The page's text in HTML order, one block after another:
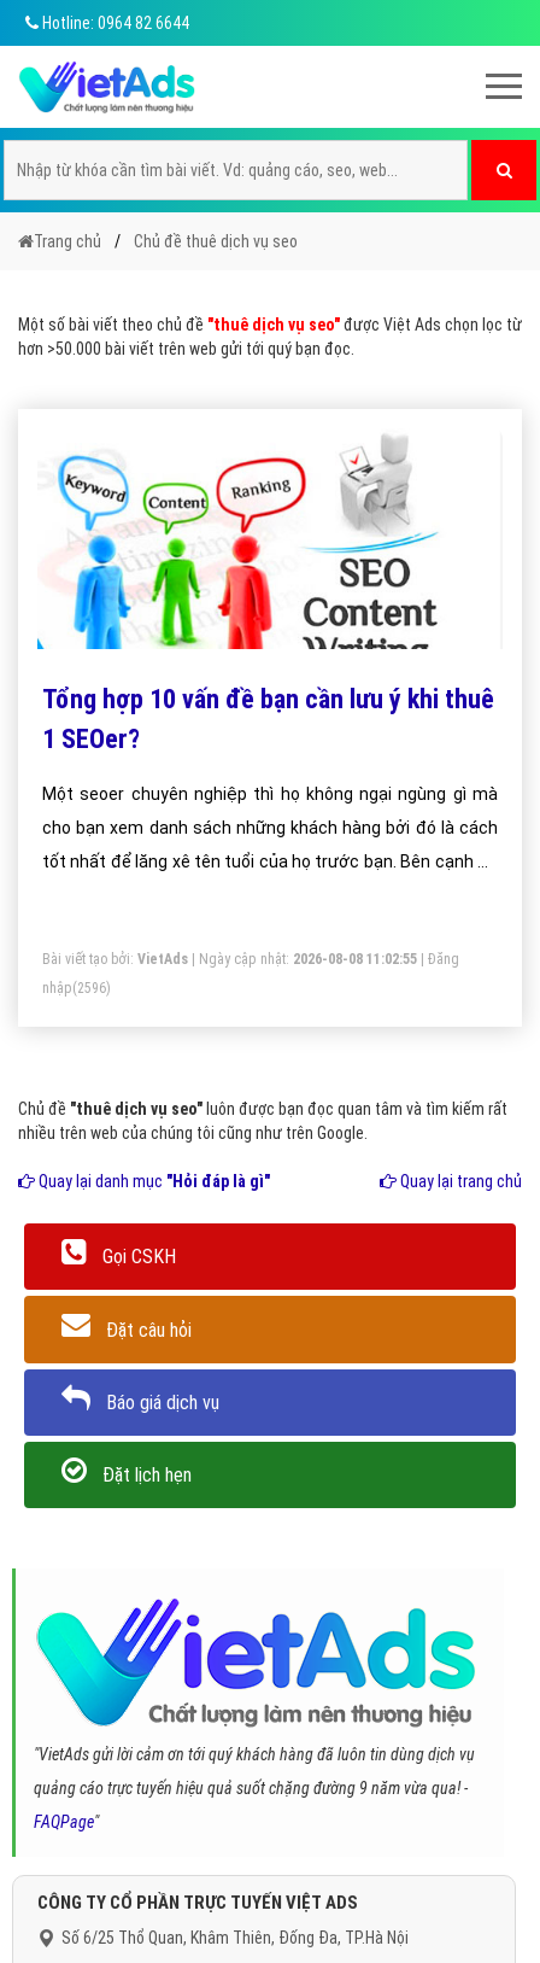
Hotline: 0964 82 6644
Trang chủ Chủ đề thuê dịch vụ seo
Một số bài viết theo chủ đề "thuê dịch vụ seo"được Việt Ads chọn lọc từ
hơn >50.000 bài viết trên web gửi tới quý bạn đọc.
Tổng hợp 10 vấn đề bạn cần lưu ý khi thuê
1 SEOer?
Một seoer chuyên nghiệp thì họ không ngại ngùng gì mà
cho bạn xem danh sách những khách hàng bởi đó là cách
tốt nhất để lăng xê tên tuổi của họ trước bạn. Bên cạnh đó
Bài viết tạo bởi: VietAds | Ngày cập nhật: 2026-08-08 11:02:55
Đăng
nhập(2596)
Chủ đề "thuê dịch vụ seo" luôn được bạn đọc quan tâm và tìm kiếm rất
nhiều trên web của chúng tôi cũng như trên Google.
Quay lại danh mục "Hỏi đáp là gì" Quay lại trang chủ
Gọi CSKH
Đặt câu hỏi
Báo giá dịch vụ
Đặt lịch hẹn
"VietAds gửi lời cảm ơn tới quý khách hàng đã luôn tin dùng dịch vụ
quảng cáo trực tuyến hiệu quả suốt chặng đường 9 năm vừa qua! -
FAQPage"
CÔNG TY CỔ PHẦN TRỰC TUYẾN VIỆT ADS
Số 6/25 Thổ Quan, Khâm Thiên, Đống Đa, TP.Hà Nội